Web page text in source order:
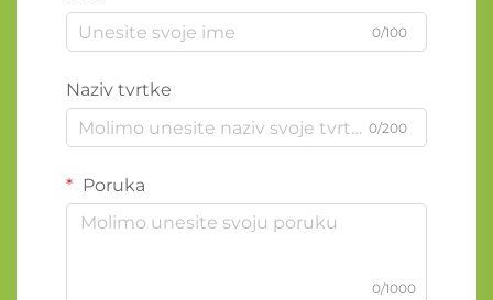
0/100
Naziv tvrtke
0/200
Poruka
0/1000